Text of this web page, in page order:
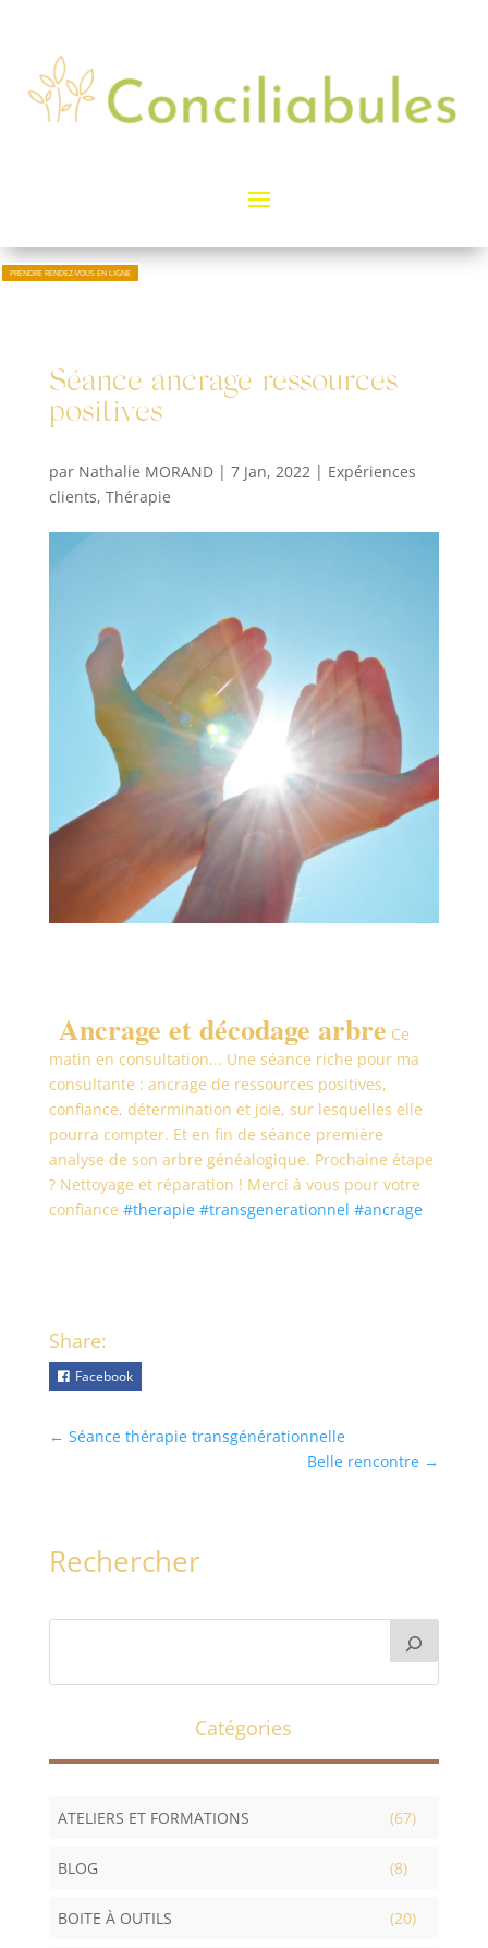
PRENDRE RENDEZ-VOUS EN LIGNE
Séance ancrage ressources
positives
par Nathalie MORAND| 7 Jan, 2022| Expériences
clients, Thérapie
Ancrage et décodage arbre Ce
matin en consultation... Une séance riche pour ma
consultante : ancrage de ressources positives,
confiance, détermination et joie, sur lesquelles elle
pourra compter. Et en fin de séance première
analyse de son arbre généalogique. Prochaine étape
? Nettoyage et réparation ! Merci à vous pour votre
confiance #therapie #transgenerationnel #ancrage
Share:
Facebook
← Séance thérapie transgénérationnelle
Belle rencontre →
Rechercher
Catégories
ATELIERS ET FORMATIONS (67)
BLOG (8)
BOITE À OUTILS (20)